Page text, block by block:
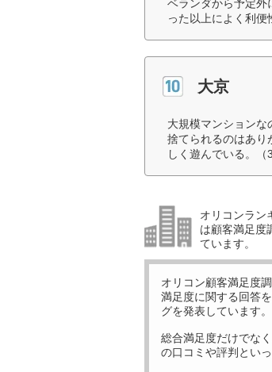
ベランダから予定外
った以上によく利便
大京
大規模マンションな
捨てられるのはあり
しく遊んでいる。（
オリコンラン
は顧客満足度
ています。
オリコン顧客満足度
満足度に関する回答
グを発表しています。
総合満足度だけでな
の口コミや評判とい